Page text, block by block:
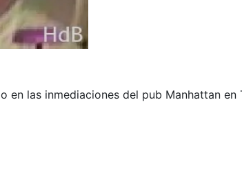
en las inmediaciones del pub Manhattan en